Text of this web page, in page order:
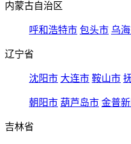
内蒙古自治区
呼和浩特市 包头市 乌
辽宁省
沈阳市 大连市 鞍山市
朝阳市 葫芦岛市 金普
吉林省